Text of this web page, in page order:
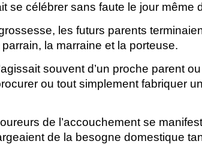
se célébrer sans faute le jour même
les futurs parents
la marraine et la porteuse.
souvent d’un proche parent
ou tout simplement fabriquer
de l’accouchement se
de la besogne domestique